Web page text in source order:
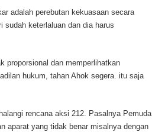
adalah perebutan kekuasaan secara
sudah keterlaluan dan dia harus
proporsional dan memperlihatkan
hukum, tahan Ahok segera. itu saja
rencana aksi 212. Pasalnya Pemuda
aparat yang tidak benar misalnya dengan